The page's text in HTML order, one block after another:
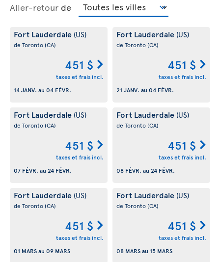
Aller-retour de
Fort Lauderdale (US)
de Toronto(CA)
451 $
taxes et frais incl.
14 JANV. au 04 FÉVR.
Fort Lauderdale (US)
de Toronto(CA)
451 $
taxes et frais incl.
21 JANV. au 04 FÉVR.
Fort Lauderdale (US)
de Toronto(CA)
451 $
taxes et frais incl.
07 FÉVR. au 24 FÉVR.
Fort Lauderdale (US)
de Toronto(CA)
451 $
taxes et frais incl.
08 FÉVR. au 24 FÉVR.
Fort Lauderdale (US)
de Toronto(CA)
451 $
taxes et frais incl.
01 MARSau 09 MARS
Fort Lauderdale (US)
de Toronto(CA)
451 $
taxes et frais incl.
08 MARSau 15 MARS